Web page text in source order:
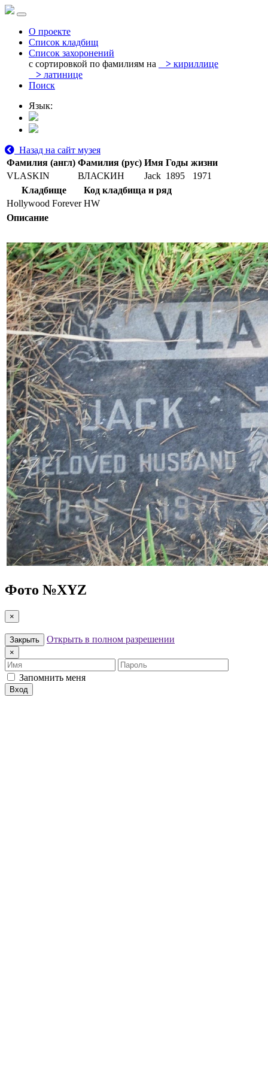
О проекте
Список кладбищ
Список захоронений
с сортировкой по фамилиям на
> кириллице
> латинице
Поиск
Язык:
Назад на сайт музея
Фамилия (англ) Фамилия (рус) Имя Годы жизни
VLASKIN
ВЛАСКИН Jack 1895
1971
Кладбище
Код кладбища и ряд
Hollywood Forever HW
Описание
Фото №XYZ
×
Закрыть Открыть в полном разрешении
×
Имя
Пароль
Запомнить меня
Вход